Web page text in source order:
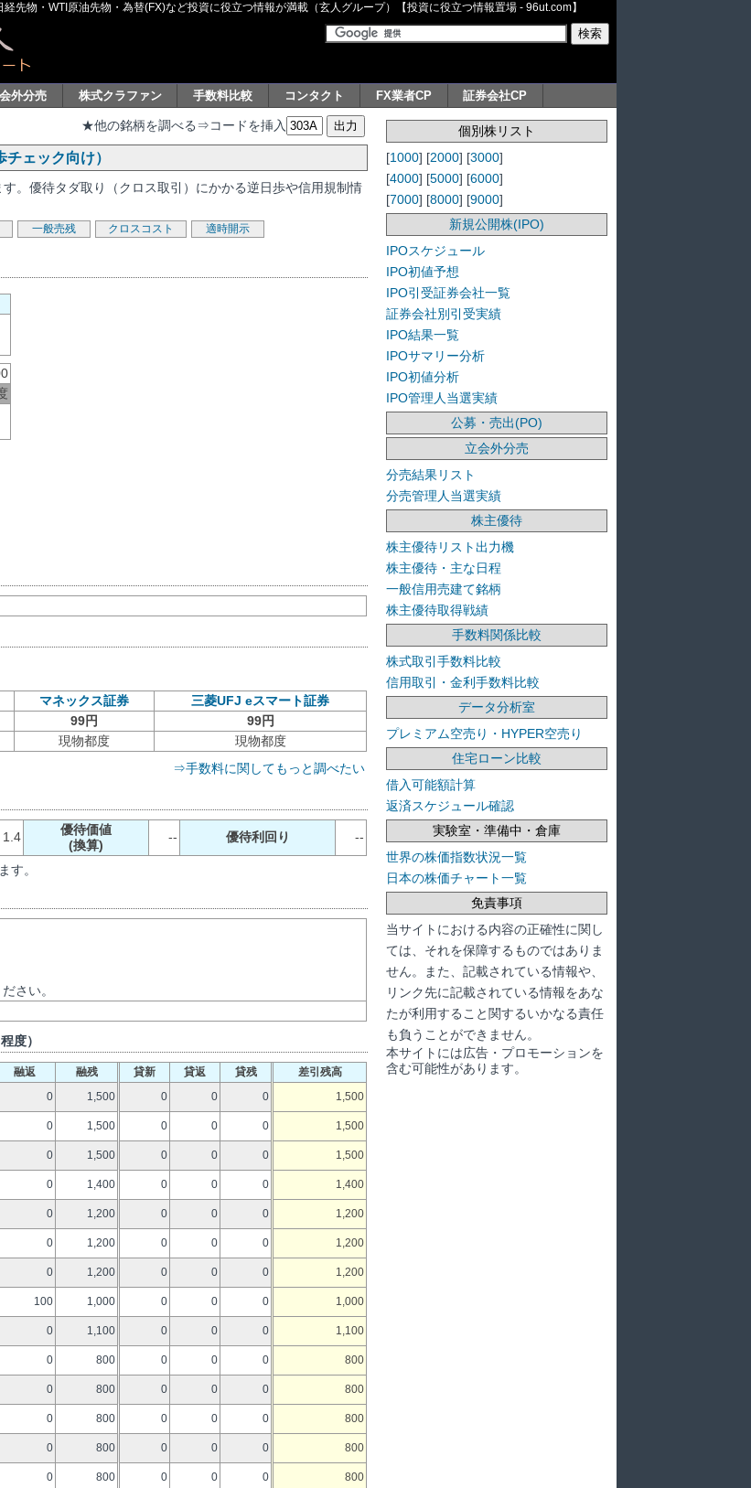
先物・WTI原油先物・為替(FX)など投資に役立つ情報が満載（玄人グループ）【投資に役立つ情報置場 - 96ut.com】
外分売 株式クラファン 手数料比較 コンタクト FX業者CP 証券会社CP
★他の銘柄を調べる⇒コードを挿入
ェック向け）
。優待タダ取り（クロス取引）にかかる逆日歩や信用規制情
一般売残 クロスコスト 適時開示
マネックス証券
三菱UFJ eスマート証券
99円
99円
現物都度
現物都度
⇒手数料に関してもっと調べたい
1.4
優待価値
(換算)
-- 優待利回り --
す。
さい。
度）
融返 融残 貸新 貸返 貸残 差引残高
0 1,500 0 0 0 1,500
0 1,500 0 0 0 1,500
0 1,500 0 0 0 1,500
0 1,400 0 0 0 1,400
0 1,200 0 0 0 1,200
0 1,200 0 0 0 1,200
0 1,200 0 0 0 1,200
100 1,000 0 0 0 1,000
0 1,100 0 0 0 1,100
0 800 0 0 0 800
0 800 0 0 0 800
0 800 0 0 0 800
0 800 0 0 0 800
0 800 0 0 0 800
個別株リスト
[1000] [2000] [3000]
[4000] [5000] [6000]
[7000] [8000] [9000]
新規公開株(IPO)
IPOスケジュール
IPO初値予想
IPO引受証券会社一覧
証券会社別引受実績
IPO結果一覧
IPOサマリー分析
IPO初値分析
IPO管理人当選実績
公募・売出(PO)
立会外分売
分売結果リスト
分売管理人当選実績
株主優待
株主優待リスト出力機
株主優待・主な日程
一般信用売建て銘柄
株主優待取得戦績
手数料関係比較
株式取引手数料比較
信用取引・金利手数料比較
データ分析室
プレミアム空売り・HYPER空売り
住宅ローン比較
借入可能額計算
返済スケジュール確認
実験室・準備中・倉庫
世界の株価指数状況一覧
日本の株価チャート一覧
免責事項
当サイトにおける内容の正確性に関し
ては、それを保障するものではありま
せん。また、記載されている情報や、
リンク先に記載されている情報をあな
たが利用すること関するいかなる責任
も負うことができません。
本サイトには広告・プロモーションを
含む可能性があります。